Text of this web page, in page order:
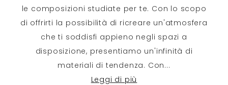
le composizioni studiate per te. Con lo scopo
di offrirti la possibilità di ricreare un'atmosfera
che ti soddisfi appieno negli spazi a
disposizione, presentiamo un'infinità di
materiali di tendenza. Con...
Leggi di più